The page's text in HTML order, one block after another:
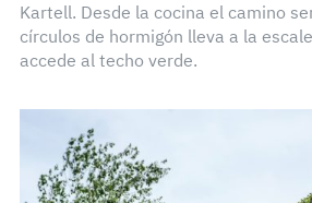
Kartell. Desde la cocina el camino
círculos de hormigón lleva a la
accede al techo verde.